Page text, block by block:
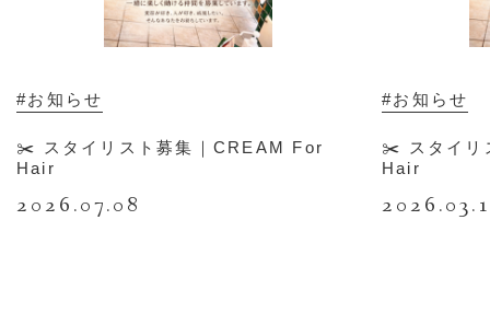
#お知らせ
✂️ スタイリスト募集｜CREAM For
Hair
2026.07.08
#お知らせ
✂️ スタイリ
Hair